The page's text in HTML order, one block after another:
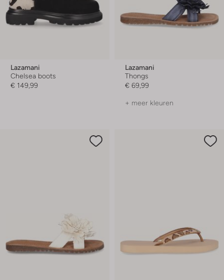
Lazamani
Chelsea boots
€ 149,99
Lazamani
Thongs
€ 69,99
+ meer kleuren